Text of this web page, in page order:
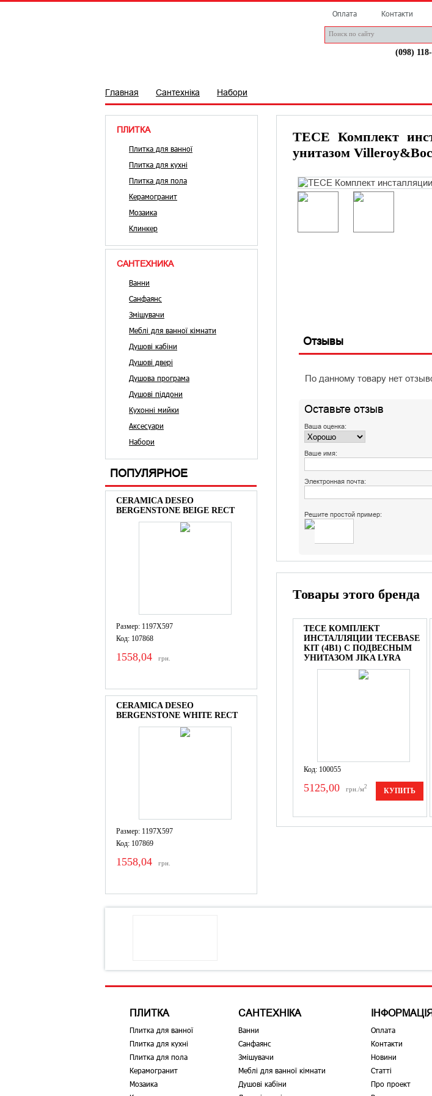
Оплата Контакти
(098)
Главная Сантехніка Набори
ПЛИТКА
Плитка для ванної
Плитка для кухні
Плитка для пола
Керамогранит
Мозаика
Клинкер
САНТЕХНИКА
Ванни
Санфаянс
Змішувачи
Меблі для ванної кімнати
Душові кабіни
Душові двері
Душова програма
Душові піддони
Кухонні мийки
Аксесуари
Набори
ПОПУЛЯРНОЕ
CERAMICA DESEO
BERGENSTONE BEIGE RECT
Размер: 1197X597
Код: 107868
1558,04 грн.
CERAMICA DESEO
BERGENSTONE WHITE RECT
Размер: 1197X597
Код: 107869
1558,04 грн.
TECE Комплект
унитазом
Отзывы
По данному товару нет
Оставьте отзыв
Ваша оценка:
Ваше имя:
Электронная почта:
Решите простой пример:
Товары этого бренда
TECE КОМПЛЕКТ
ИНСТАЛЛЯЦИИ TECEBASE
KIT (4В1) С ПОДВЕСНЫМ
УНИТАЗОМ JIKA LYRA
Код: 100055
КУПИТЬ
5125,00 грн./м2
ПЛИТКА
Плитка для ванної
Плитка для кухні
Плитка для пола
Керамогранит
Мозаика
САНТЕХНІКА
Ванни
Санфаянс
Змішувачи
Меблі для ванної кімнати
Душові кабіни
Оплата
Контакти
Новини
Статті
Про проект